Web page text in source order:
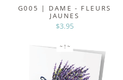
G005 | DAME - FLEURS
JAUNES
$3.95
~ ! ~